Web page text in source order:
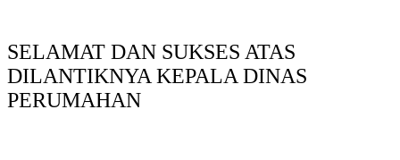
SELAMAT DAN SUKSES ATAS
DILANTIKNYA KEPALA DINAS
PERUMAHAN